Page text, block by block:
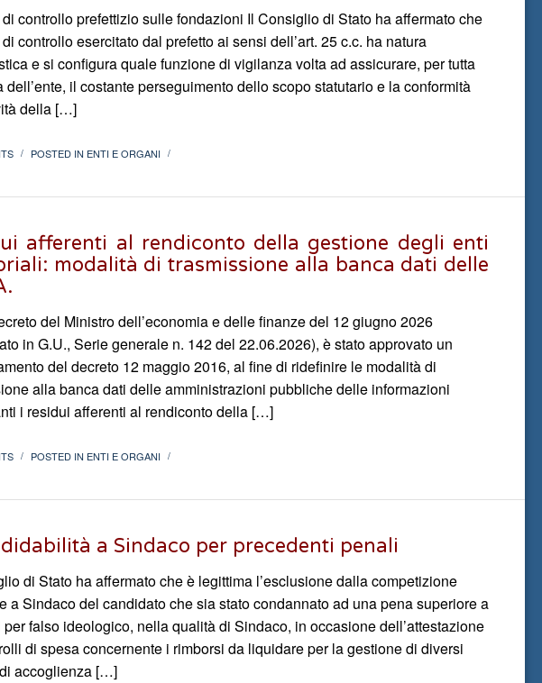
controllo prefettizio sulle fondazioni Il Consiglio di Stato ha affermato che
controllo esercitato dal prefetto ai sensi dell’art. 25 c.c. ha natura
e si configura quale funzione di vigilanza volta ad assicurare, per tutta
dell’ente, il costante perseguimento dello scopo statutario e la conformità
della […]
/ POSTED IN ENTI E ORGANI /
afferenti al rendiconto della gestione degli enti
modalità di trasmissione alla banca dati delle
del Ministro dell’economia e delle finanze del 12 giugno 2026
in G.U., Serie generale n. 142 del 22.06.2026), è stato approvato un
del decreto 12 maggio 2016, al fine di ridefinire le modalità di
alla banca dati delle amministrazioni pubbliche delle informazioni
i residui afferenti al rendiconto della […]
/ POSTED IN ENTI E ORGANI /
a Sindaco per precedenti penali
di Stato ha affermato che è legittima l’esclusione dalla competizione
a Sindaco del candidato che sia stato condannato ad una pena superiore a
falso ideologico, nella qualità di Sindaco, in occasione dell’attestazione
di spesa concernente i rimborsi da liquidare per la gestione di diversi
accoglienza […]